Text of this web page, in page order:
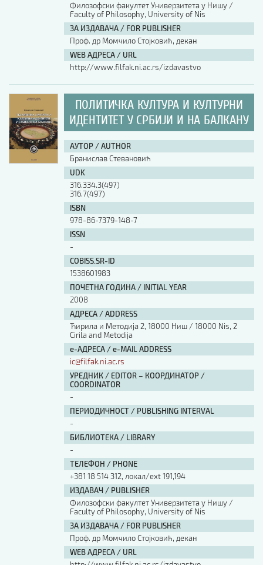
Филозофски факултет Универзитета у Нишу /
Faculty of Philosophy, University of Nis
ЗА ИЗДАВАЧА / FOR PUBLISHER
Проф. др Момчило Стојковић, декан
WEB АДРЕСА / URL
http://www.filfak.ni.ac.rs/izdavastvo
ПОЛИТИЧКА КУЛТУРА И КУЛТУРНИ
ИДЕНТИТЕТ У СРБИЈИ И НА БАЛКАНУ
АУТОР / AUTHOR
Бранислав Стевановић
UDK
316.334.3(497)
316.7(497)
ISBN
978-86-7379-148-7
ISSN
-
COBISS.SR-ID
1538601983
ПОЧЕТНА ГОДИНА / INITIAL YEAR
2008
АДРЕСА / ADDRESS
Ћирила и Методија 2, 18000 Ниш / 18000 Nis, 2
Cirila and Metodija
е-АДРЕСА / e-MAIL ADDRESS
ic@filfak.ni.ac.rs
УРЕДНИК / EDITOR – КООРДИНАТОР /
COORDINATOR
-
ПЕРИОДИЧНОСТ / PUBLISHING INTERVAL
-
БИБЛИОТЕКА / LIBRARY
-
ТЕЛЕФОН / PHONE
+381 18 514 312, локал/ext 191,194
ИЗДАВАЧ / PUBLISHER
Филозофски факултет Универзитета у Нишу /
Faculty of Philosophy, University of Nis
ЗА ИЗДАВАЧА / FOR PUBLISHER
Проф. др Момчило Стојковић, декан
WEB АДРЕСА / URL